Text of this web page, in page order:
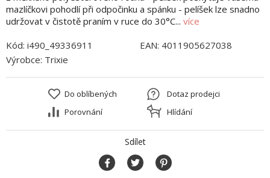
mazlíčkovi pohodlí při odpočinku a spánku - pelíšek lze snadno
udržovat v čistotě praním v ruce do 30°C... více
Kód: i490_49336911 EAN: 4011905627038
Výrobce: Trixie
Do oblíbených
Porovnání
Dotaz prodejci
Hlídání
Sdílet